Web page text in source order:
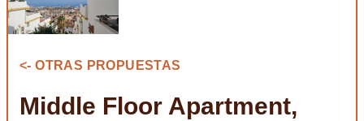
<- OTRAS PROPUESTAS
Middle Floor Apartment,